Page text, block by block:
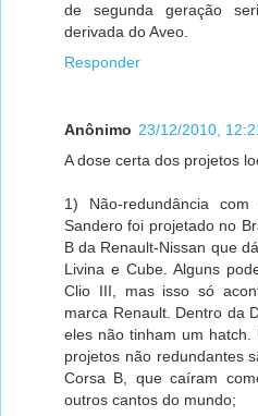
de segunda geração
derivada do Aveo.
Responder
Anônimo 23/12/2010,
A dose certa dos projetos
1) Não-redundância
Sandero foi projetado no
B da Renault-Nissan que
Livina e Cube. Alguns
Clio III, mas isso só
marca Renault. Dentro da
eles não tinham um
projetos não redundantes
Corsa B, que caíram
outros cantos do mundo;